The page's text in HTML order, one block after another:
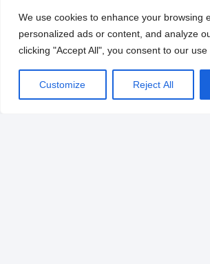
We use cookies to enhance your browsing
personalized ads or content, and analyze
clicking "Accept All", you consent to our use
Customize Reject All